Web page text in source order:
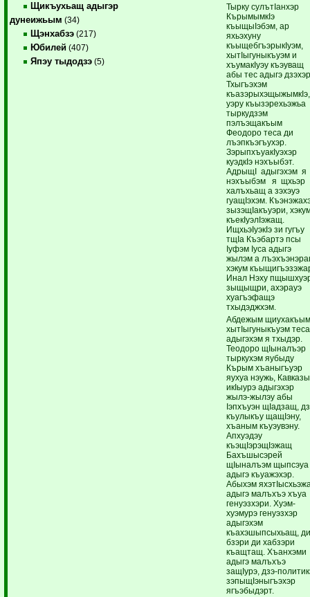
Щикъухьащ адыгэр
дунеижьым (34)
Щэнхабзэ (217)
Юбилей (407)
Япэу тыдодзэ (5)
Тырку сулътIанхэр
КърымымкIэ
къыщыIэбэм, ар
яхьэхуну
къыщебгъэрыкIуэм,
хытIыгуныкъуэм и
хъумакIуэу къэуващ
абы тес адыгэ
Тхыгъэхэм
къазэрыхэщыжымкIэ,
уэру къызэрехьэжьа
тыркудзэм
пэлъэщакъым
Феодоро теса ди
лъэпкъэгъухэр.
ЗэрыпхъуакIуэхэр
куэдкIэ нэхъыбэт.
АдрыщI адыгэхэм я
нэхъыбэм я щхьэр
халъхьащ а зэхэуэ
гуащIэхэм.
зызэщIакъуэри,
къекIуэлIэжащ.
ИщхьэIуэкIэ зи гугъу
тщIа Къэбартэ псы
Iуфэм Iуса адыгэ
жылэм а
хэкум
Инал Нэху
зыщыщри, ахэрауэ
хуагъэфащэ
тхыдэджхэм.
Абдежым
хытIыгуныкъуэм теса
адыгэхэм я тхыдэр.
Теодоро щIыналъэр
тыркухэм яубыду
Кърым хъаныгъуэр
яухуа нэужь,
икIыурэ адыгэхэр
жылэ-жылэу абы
Iэпхъуэн щIадзащ,
къулыкъу щащIэну,
хъаным къуэувэну.
Апхуэдэу
къэщIэрэщIэжащ
Бахъшысэрей
щIыналъэм щыпсэуа
адыгэ къуажэхэр.
Абыхэм
адыгэ малъхъэ хъуа
генуэзхэри. Хуэм-
хуэмурэ генуэзхэр
адыгэхэм
къахэшыпсыхьащ,
бзэри ди хабзэри
къащтащ. Хъанхэми
адыгэ малъхъэ
защIурэ, дзэ-
зэпыщIэныгъэхэр
ягъэбыдэрт.